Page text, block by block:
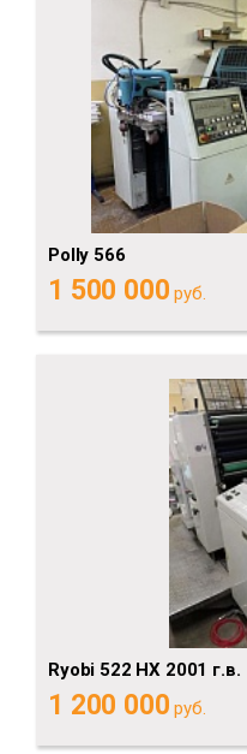
Polly 566
1 500 000 руб.
Ryobi 522 HX 2001 г.в.
1 200 000 руб.